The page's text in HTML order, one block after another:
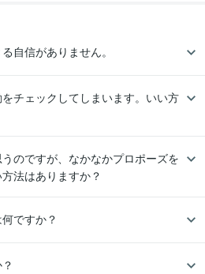
チェックしてしまいます。いい方
のですが、なかなかプロポーズを
法はありますか？
ですか？